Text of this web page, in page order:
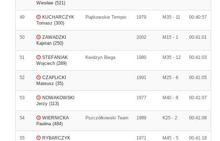
Wiesław (521)
49
KUCHARCZYK
Tomasz (300)
Piątkowskie Tempio 1979 M35 - 11 00:40:57
50
ZAWADZKI
Kajetan (250)
2002 M15 - 1 00:41:01
51
STEFANIAK
Wojciech (289)
Kwidzyn Biega 1980 M35 - 12 00:41:03
52
CZAPLICKI
Mateusz (35)
1991 M25 - 6 00:41:05
53
NOWAKOWSKI
Jerzy (113)
1977 M40 - 8 00:41:07
54
WIERNICKA
Paulina (484)
Pszczółkowski Team 1989 K25 - 2 00:41:08
55
RYBARCZYK
1971 M45 - 5 00:41:18